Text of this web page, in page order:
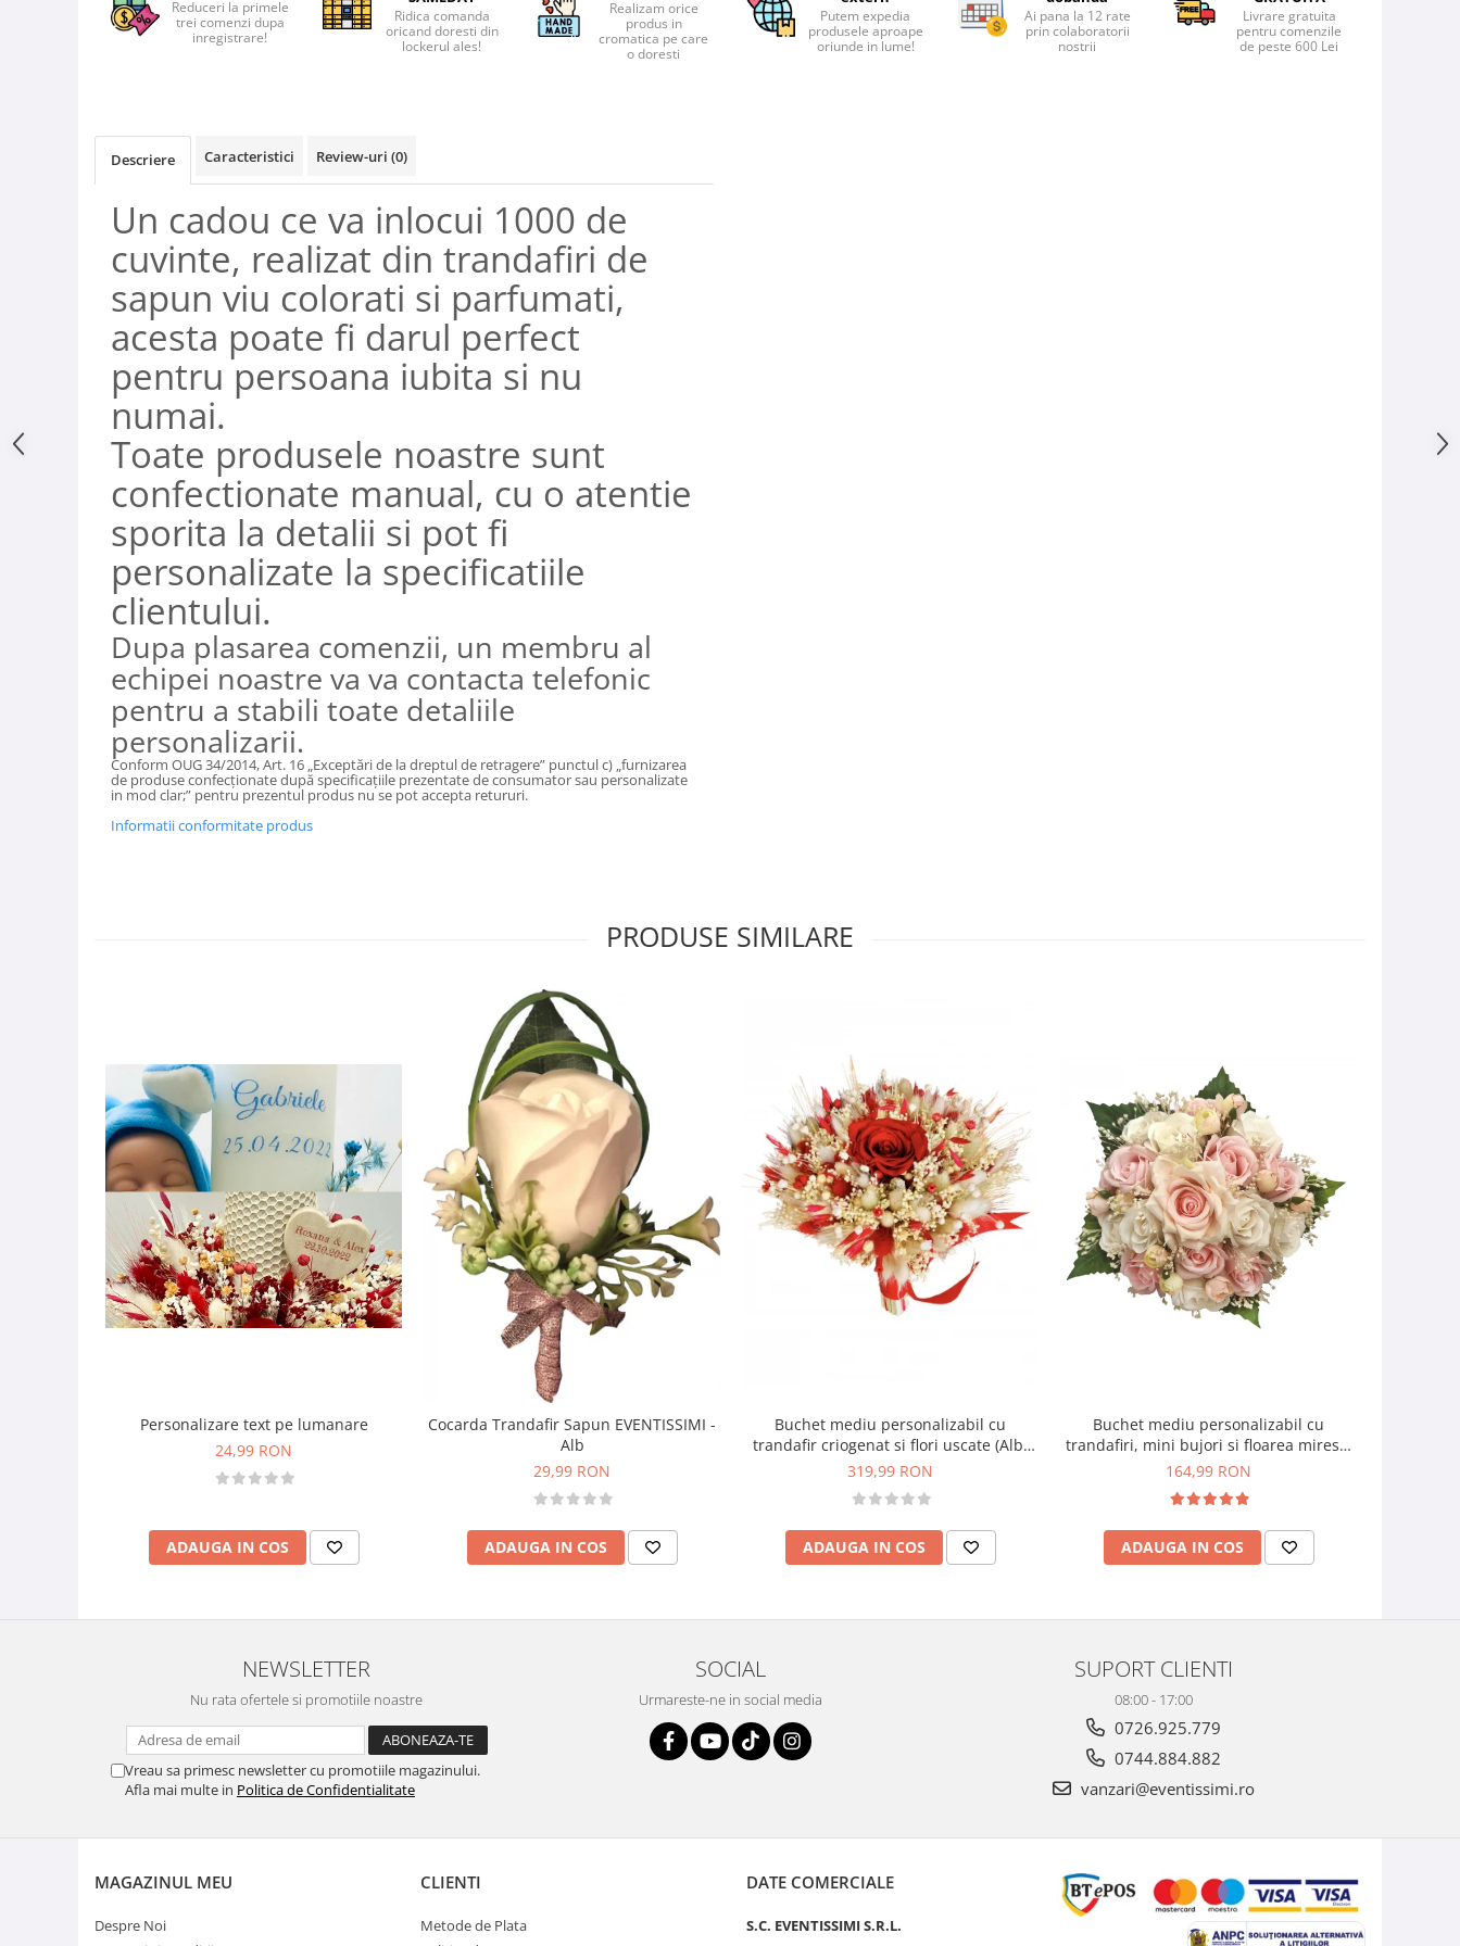
Reduceri la primele
trei comenzi dupa
inregistrare!
Ridica comanda
oricand doresti din
lockerul ales!
Realizam orice
produs in
cromatica pe care
o doresti
Putem expedia
produsele aproape
oriunde in lume!
Ai pana la 12 rate
prin colaboratorii
nostrii
Livrare gratuita
pentru comenzile
de peste 600 Lei
Descriere Caracteristici Review-uri (0)
Un cadou ce va inlocui 1000 de
cuvinte, realizat din trandafiri de
sapun viu colorati si parfumati,
acesta poate fi darul perfect
pentru persoana iubita si nu
numai.
Toate produsele noastre sunt
confectionate manual, cu o atentie
sporita la detalii si pot fi
personalizate la specificatiile
clientului.
Dupa plasarea comenzii, un membru al
echipei noastre va va contacta telefonic
pentru a stabili toate detaliile
personalizarii.
Conform OUG 34/2014, Art. 16 „Exceptări de la dreptul de retragere” punctulc) „furnizarea
de produse confecţionate după specificaţiile prezentate de consumator sau personalizate
in mod clar;” pentru prezentul produs nu se pot accepta retururi.
Informatii conformitate produs
PRODUSE SIMILARE
Personalizare text pe lumanare
24,99 RON
ADAUGA IN COS
Cocarda Trandafir Sapun EVENTISSIMI -
Alb
29,99 RON
ADAUGA IN COS
Buchet mediu personalizabil cu
trandafir criogenat si flori uscate (Alb,
Rosu)
319,99 RON
ADAUGA IN COS
Buchet mediu personalizabil cu
trandafiri, mini bujori si floarea miresei
(Alb, Roz)
164,99 RON
ADAUGA IN COS
NEWSLETTER
Nu rata ofertele si promotiile noastre
Vreau sa primesc newsletter cu promotiile magazinului.
Afla mai multe in Politica de Confidentialitate
SOCIAL
Urmareste-ne in social media
SUPORT CLIENTI
08:00 - 17:00
0726.925.779
0744.884.882
vanzari@eventissimi.ro
MAGAZINUL MEU
Despre Noi
CLIENTI
Metode de Plata
DATE COMERCIALE
S.C. EVENTISSIMI S.R.L.